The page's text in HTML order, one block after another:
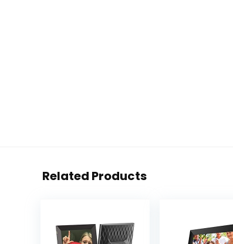
Related Products